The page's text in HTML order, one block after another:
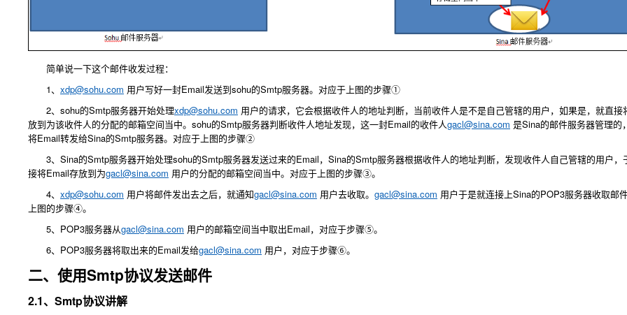
简单说一下这个邮件收发过程：
1、 xdp@sohu.com 用户写好一封Email发送到sohu的Smtp服务器。对应于上图的步骤①
2、sohu的Smtp服务器开始处理xdp@sohu.com 用户的请求，它会根据收件人的地址判断，当前收件人是不是自己管辖的用户，如果是，就直接
放到为该收件人的分配的邮箱空间当中。sohu的Smtp服务器判断收件人地址发现，这一封Email的收件人gacl@sina.com 是Sina的邮件服务器管理的
将Email转发给Sina的Smtp服务器。对应于上图的步骤②
3、Sina的Smtp服务器开始处理sohu的Smtp服务器发送过来的Email，Sina的Smtp服务器根据收件人的地址判断，发现收件人自己管辖的用户，
接将Email存放到为gacl@sina.com 用户的分配的邮箱空间当中。对应于上图的步骤③。
4、 xdp@sohu.com 用户将邮件发出去之后，就通知gacl@sina.com 用户去收取。 gacl@sina.com 用户于是就连接上Sina的POP3服务器收取邮
上图的步骤④。
5、POP3服务器从gacl@sina.com 用户的邮箱空间当中取出Email，对应于步骤⑤。
6、POP3服务器将取出来的Email发给gacl@sina.com 用户，对应于步骤⑥。
二、使用Smtp协议发送邮件
2.1、Smtp协议讲解